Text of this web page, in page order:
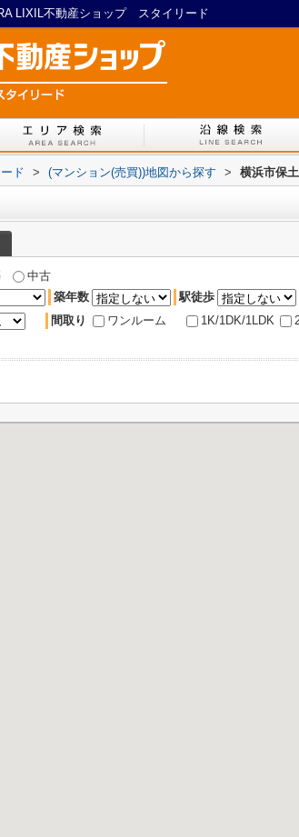
LIXIL不動産ショップ スタイリード
ド > (マンション(売買))地図から探す > 横浜市保
中古
築年数 駅徒歩
間取り ワンルーム 1K/1DK/1LDK